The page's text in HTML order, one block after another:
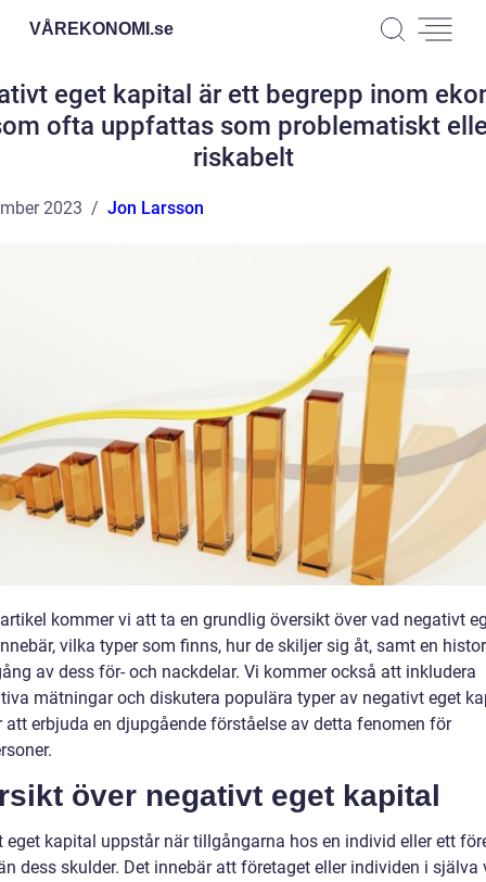
VÅREKONOMI.se
eget kapital är ett begrepp inom
ofta uppfattas som problematiskt
riskabelt
2023 Jon Larsson
kommer vi att ta en grundlig översikt över vad negativt
vilka typer som finns, hur de skiljer sig åt, samt en
av dess för- och nackdelar. Vi kommer också att inkludera
mätningar och diskutera populära typer av negativt eget
att erbjuda en djupgående förståelse av detta fenomen för
över negativt eget kapital
eget kapital uppstår när tillgångarna hos en individ eller ett
dess skulder. Det innebär att företaget eller individen i själva